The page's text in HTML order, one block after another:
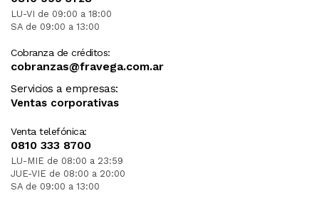
LU-VI de 09:00 a 18:00
SA de 09:00 a 13:00
Cobranza de créditos:
cobranzas@fravega.com.ar
Servicios a empresas:
Ventas corporativas
Venta telefónica:
0810 333 8700
LU-MIE de 08:00 a 23:59
JUE-VIE de 08:00 a 20:00
SA de 09:00 a 13:00